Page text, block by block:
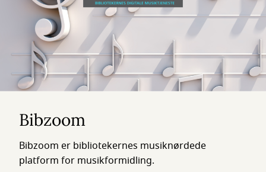
Bibzoom
Bibzoom er bibliotekernes musiknørdede
platform for musikformidling.